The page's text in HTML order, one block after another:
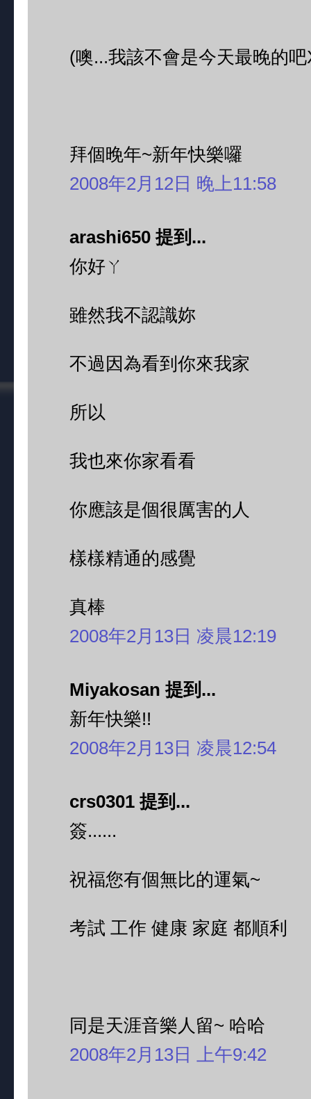
(噢...我該不會是今天最晚的
拜個晚年~新年快樂囉
2008年2月12日 晚上11:58
arashi650 提到...
你好ㄚ
雖然我不認識妳
不過因為看到你來我家
所以
我也來你家看看
你應該是個很厲害的人
樣樣精通的感覺
真棒
2008年2月13日 凌晨12:19
Miyakosan 提到...
新年快樂!!
2008年2月13日 凌晨12:54
crs0301 提到...
簽......
祝福您有個無比的運氣~
考試 工作 健康 家庭 都順利
同是天涯音樂人留~ 哈哈
2008年2月13日 上午9:42